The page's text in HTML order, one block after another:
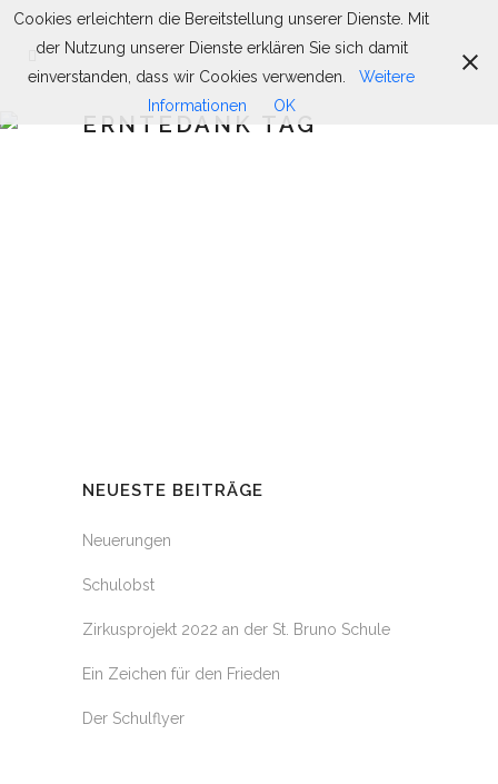
ERNTEDANK TAG
NEUESTE BEITRÄGE
Neuerungen
Schulobst
Zirkusprojekt 2022 an der St. Bruno Schule
Ein Zeichen für den Frieden
Der Schulflyer
Cookies erleichtern die Bereitstellung unserer Dienste. Mit
der Nutzung unserer Dienste erklären Sie sich damit
einverstanden, dass wir Cookies verwenden.
Weitere
Informationen
OK